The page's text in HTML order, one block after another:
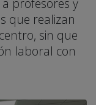
profesores y
que realizan
sin que
laboral con